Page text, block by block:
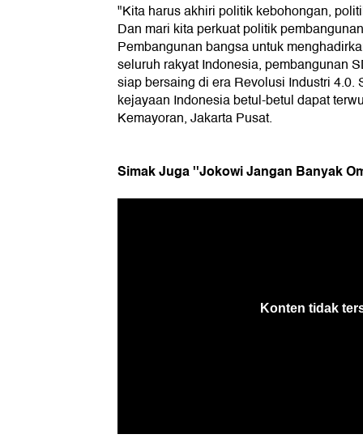
"Kita harus akhiri politik kebohongan,
Dan mari kita perkuat politik
Pembangunan bangsa untuk
seluruh rakyat Indonesia, pembangunan
siap bersaing di era Revolusi Industri 4.0.
kejayaan Indonesia betul-betul dapat
Kemayoran, Jakarta Pusat.
Simak Juga ''Jokowi Jangan Banyak